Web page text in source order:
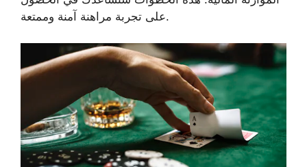
على تجربة مراهنة آمنة وممتعة.